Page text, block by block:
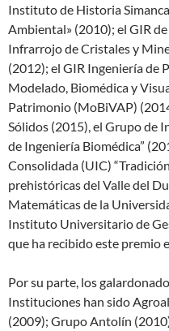
Instituto de Historia
Ambiental» (2010); el GIR
Infrarrojo de Cristales y
(2012); el GIR Ingeniería de
Modelado, Biomédica y
Patrimonio (MoBiVAP)
Sólidos (2015), el Grupo de
de Ingeniería Biomédica”
Consolidada (UIC)
prehistóricas del Valle del
Matemáticas de la
Instituto Universitario de
que ha recibido este premio
Por su parte, los
Instituciones han sido
(2009); Grupo Antolín